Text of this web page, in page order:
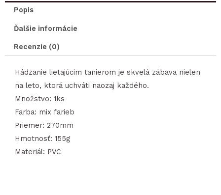
Popis
Ďalšie informácie
Recenzie (0)
Hádzanie lietajúcim tanierom je skvelá zábava nielen
na leto, ktorá uchváti naozaj každého.
Množstvo: 1ks
Farba: mix farieb
Priemer: 270mm
Hmotnosť: 155g
Materiál: PVC